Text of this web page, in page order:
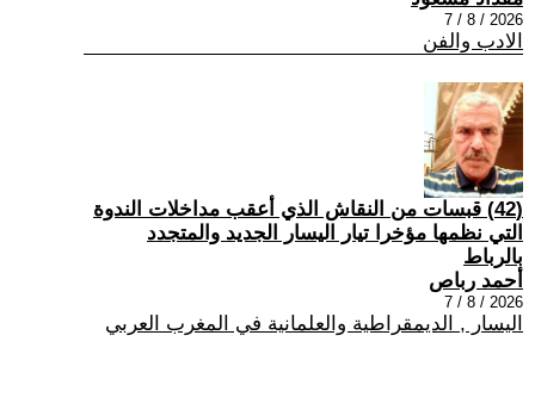
2026 / 8 / 7
الادب والفن
(42) قبسات من النقاش الذي أعقب مداخلات الندوة
التي نظمها مؤخرا تيار اليسار الجديد والمتجدد
بالرباط
أحمد رباص
2026 / 8 / 7
اليسار , الديمقراطية والعلمانية في المغرب العربي